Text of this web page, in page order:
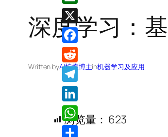
深度学习：
Written byAI柠檬博主in机器学习及应用
浏览量： 623
Weibo
Douban
X
Facebook
Reddit
Telegram
LinkedIn
WhatsApp